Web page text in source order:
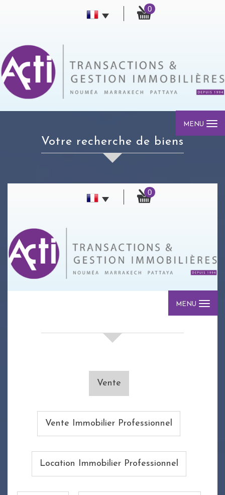
0
MENU
votre recherche de biens
0
MENU
Vente
Vente Immobilier Professionnel
Location Immobilier Professionnel